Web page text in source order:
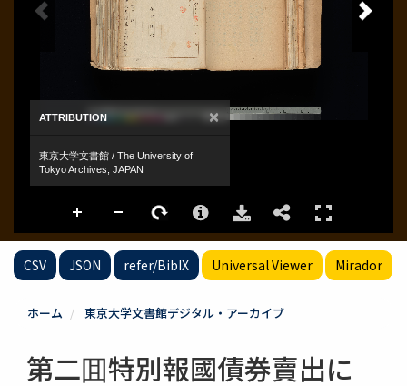
CSV JSON refer/BibIX Universal Viewer Mirador
ホーム 東京大学文書館デジタル・アーカイブ
第二囬特別報國債券賣出に